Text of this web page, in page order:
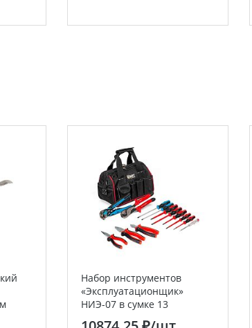
Набор инструментов
«Эксплуатационщик»
НИЭ-07 в сумке 13